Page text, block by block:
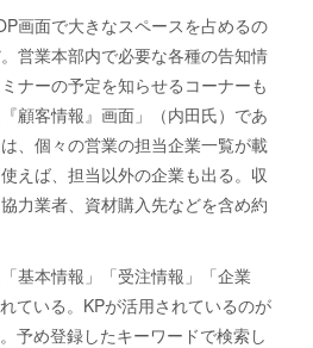
画面で大きなスペースを占めるの
営業本部内で必要な各種の告知情
ナーの予定を知らせるコーナーも
顧客情報』画面」（内田氏）であ
、個々の営業の担当企業一覧が載
えば、担当以外の企業も出る。収
力業者、資材購入先などを含め約
基本情報」「受注情報」「企業
ている。KPが活用されているのが
予め登録したキーワードで検索し